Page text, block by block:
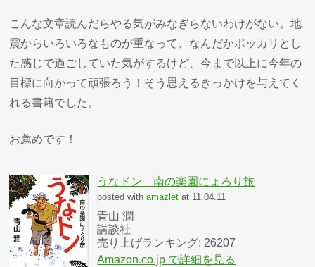
こんな文章読んだらやる気がみなぎらないわけがない。地
震からいろいろなものが重なって、なんだかポッカリとし
た感じで過ごしていた気がするけど、今まで以上に今年の
目標に向かって頑張ろう！そう思えるきっかけを与えてく
れる書籍でした。
お薦めです！
うなドン 南の楽園にょろり旅
posted withamazlet at 11.04.11
青山 潤
講談社
売り上げランキング: 26207
Amazon.co.jp で詳細を見る